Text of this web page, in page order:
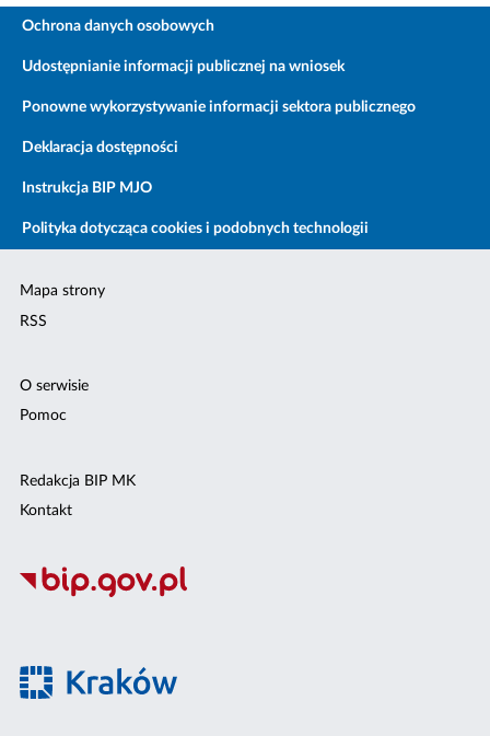
Ochrona danych osobowych
Udostępnianie informacji publicznej na wniosek
Ponowne wykorzystywanie informacji sektora publicznego
Deklaracja dostępności
Instrukcja BIP MJO
Polityka dotycząca cookies i podobnych technologii
Mapa strony
RSS
O serwisie
Pomoc
Redakcja BIP MK
Kontakt